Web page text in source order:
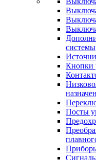
системы
Кнопки
Посты